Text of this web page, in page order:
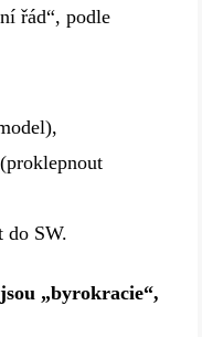
řád“, podle
do SW.
„byrokracie“,